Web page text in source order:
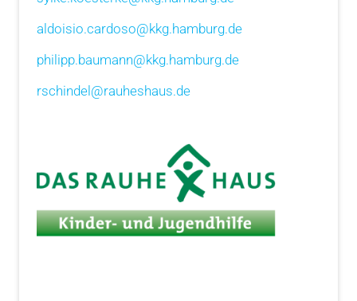
aldoisio.cardoso@kkg.hamburg.de
philipp.baumann@kkg.hamburg.de
rschindel@rauheshaus.de